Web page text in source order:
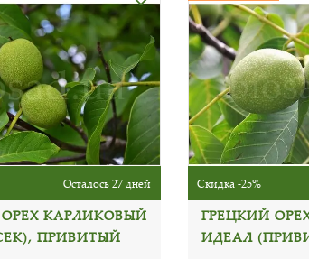
Осталось 27 дней
КАРЛИКОВЫЙ
ПРИВИТЫЙ
Скидка -25%
ГРЕЦКИЙ
ИДЕАЛ